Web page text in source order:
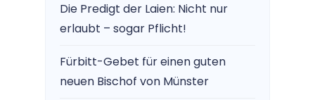
Die Predigt der Laien: Nicht nur
erlaubt – sogar Pflicht!
Fürbitt-Gebet für einen guten
neuen Bischof von Münster